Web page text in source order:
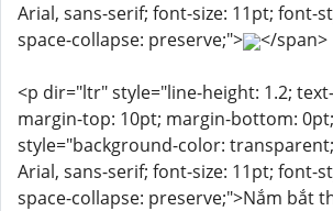
Arial, sans-serif; font-size: 11pt; font-
space-collapse: preserve;">
</span>
<p dir="ltr" style="line-height: 1.2;
margin-top: 10pt; margin-bottom:
style="background-color:
Arial, sans-serif; font-size: 11pt; font-
space-collapse: preserve;">Nắm bắt